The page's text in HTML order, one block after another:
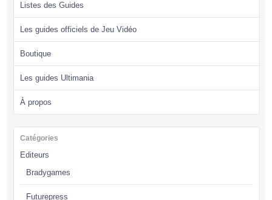
Listes des Guides
Les guides officiels de Jeu Vidéo
Boutique
Les guides Ultimania
À propos
Catégories
Editeurs
Bradygames
Futurepress